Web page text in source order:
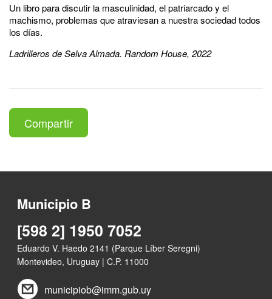
Un libro para discutir la masculinidad, el patriarcado y el
machismo, problemas que atraviesan a nuestra sociedad todos
los días.
Ladrilleros de Selva Almada. Random House, 2022
Compartir
Municipio B
[598 2] 1950 7052
Eduardo V. Haedo 2141 (Parque Líber Seregni)
Montevideo, Uruguay | C.P. 11000
municipiob@imm.gub.uy